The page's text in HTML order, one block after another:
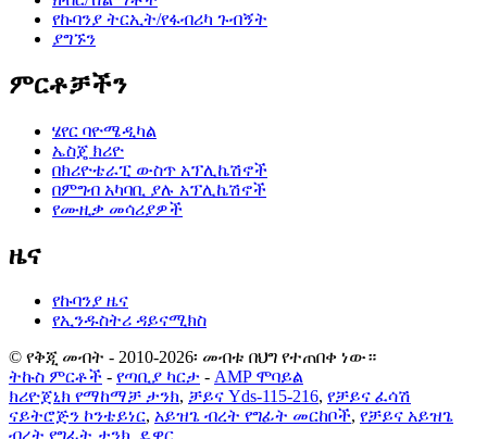
የኩባንያ ትርኢት/የፋብሪካ ጉብኝት
ያግኙን
ምርቶቻችን
ሄየር ባዮሜዲካል
ኤስጄ ክሪዮ
በክሪዮቴራፒ ውስጥ አፕሊኬሽኖች
በምግብ አካባቢ ያሉ አፕሊኬሽኖች
የሙዚቃ መሳሪያዎች
ዜና
የኩባንያ ዜና
የኢንዱስትሪ ዳይናሚክስ
© የቅጂ መብት - 2010-2026፡ መብቱ በህግ የተጠበቀ ነው።
ትኩስ ምርቶች - የጣቢያ ካርታ - AMP ሞባይል
ክሪዮጀኒክ የማከማቻ ታንክ, ቻይና Yds-115-216, የቻይና ፈሳሽ
ናይትሮጅን ኮንቴይነር, አይዝጌ ብረት የግፊት መርከቦች, የቻይና አይዝጌ